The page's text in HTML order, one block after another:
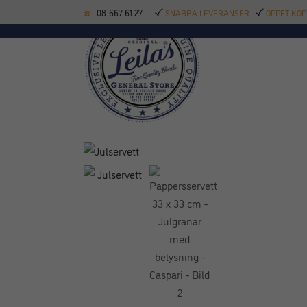
08-667 61 27 SNABBA LEVERANSER ÖPPET
KÖKSREDSKAP